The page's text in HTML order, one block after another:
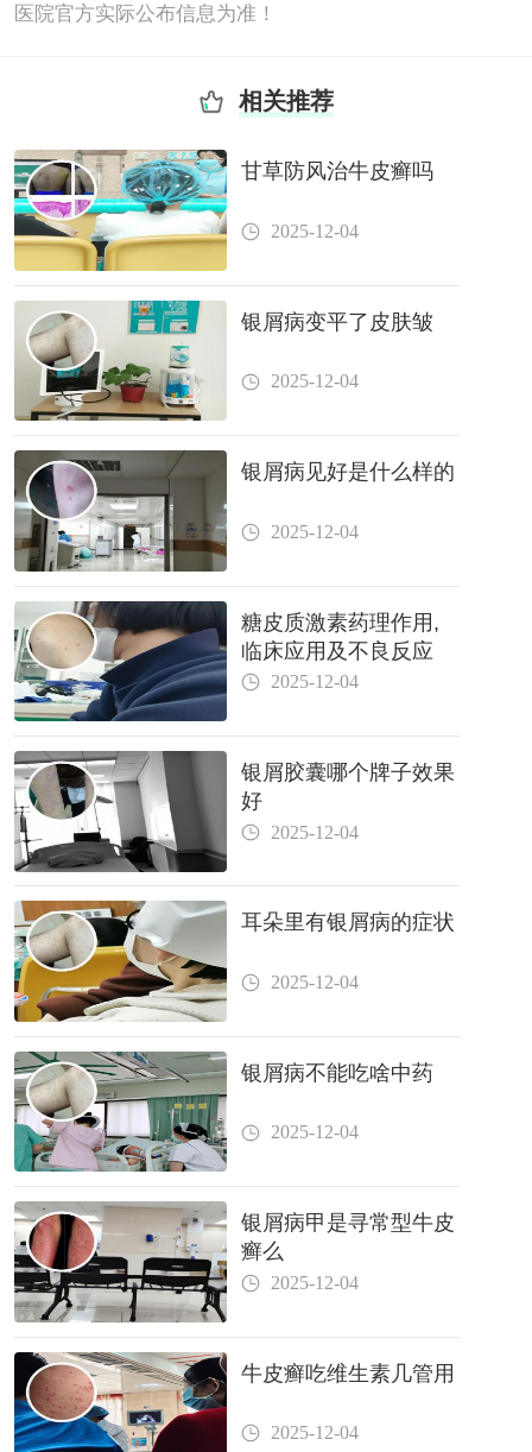
医院官方实际公布信息为准！
相关推荐
甘草防风治牛皮癣吗
2025-12-04
银屑病变平了皮肤皱
2025-12-04
银屑病见好是什么样的
2025-12-04
糖皮质激素药理作用,
临床应用及不良反应
2025-12-04
银屑胶囊哪个牌子效果
好
2025-12-04
耳朵里有银屑病的症状
2025-12-04
银屑病不能吃啥中药
2025-12-04
银屑病甲是寻常型牛皮
癣么
2025-12-04
牛皮癣吃维生素几管用
2025-12-04